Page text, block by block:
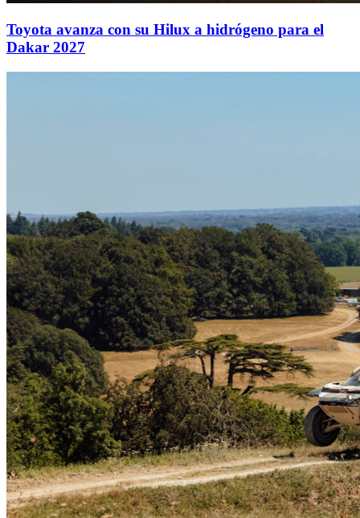
Toyota avanza con su Hilux a hidrógeno para el
Dakar 2027